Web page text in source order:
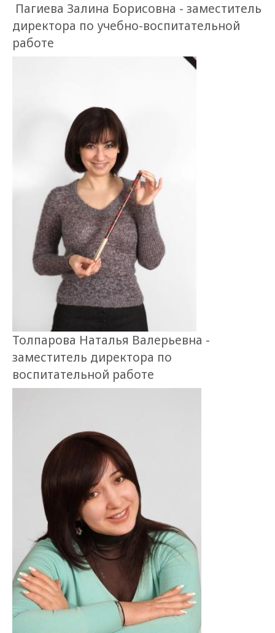
Пагиева Залина Борисовна - заместитель
директора по учебно-воспитательной
работе
Толпарова Наталья Валерьевна -
заместитель директора по
воспитательной работе